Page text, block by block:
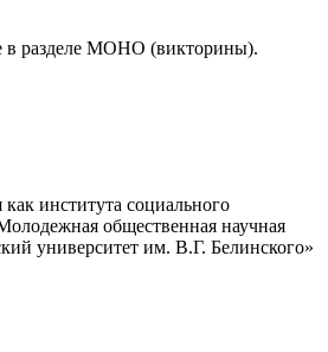
в разделе МОНО (викторины).
института социального
общественная научная
университет им. В.Г. Белинского»